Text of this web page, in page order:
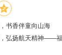
书香伴童向山海
弘扬航天精神——